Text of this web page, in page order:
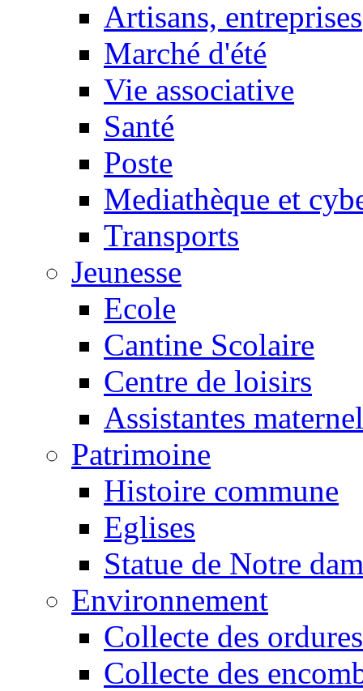
Artisans, entreprises
Marché d'été
Vie associative
Santé
Poste
Mediathèque et
Transports
Jeunesse
Ecole
Cantine Scolaire
Centre de loisirs
Assistantes
Patrimoine
Histoire commune
Eglises
Statue de Notre
Environnement
Collecte des ordures
Collecte des